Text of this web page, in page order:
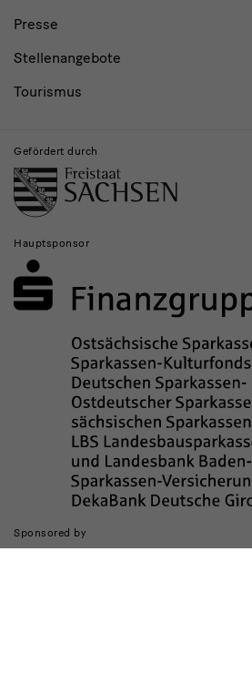
Presse
Stellenangebote
Tourismus
Gefördert durch
Hauptsponsor
Sponsored by